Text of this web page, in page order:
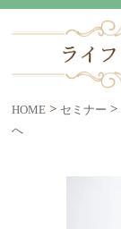
HOME > セミナー >
へ